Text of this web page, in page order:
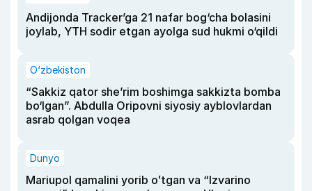
Andijonda Tracker’ga 21 nafar bog‘cha bolasini
joylab, YTH sodir etgan ayolga sud hukmi o‘qildi
O‘zbekiston
“Sakkiz qator she’rim boshimga sakkizta bomba
bo‘lgan”. Abdulla Oripovni siyosiy ayblovlardan
asrab qolgan voqea
Dunyo
Mariupol qamalini yorib oʻtgan va “Izvarino